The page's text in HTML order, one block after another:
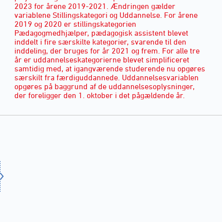
2023 for årene 2019-2021. Ændringen gælder
variablene Stillingskategori og Uddannelse. For årene
2019 og 2020 er stillingskategorien
Pædagogmedhjælper, pædagogisk assistent blevet
inddelt i fire særskilte kategorier, svarende til den
inddeling, der bruges for år 2021 og frem. For alle tre
år er uddannelseskategorierne blevet simplificeret
samtidig med, at igangværende studerende nu opgøres
særskilt fra færdiguddannede. Uddannelsesvariablen
opgøres på baggrund af de uddannelsesoplysninger,
der foreligger den 1. oktober i det pågældende år.